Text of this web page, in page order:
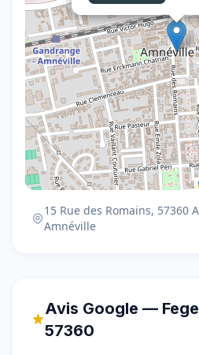
15 Rue des Romains, 57360
Amnéville
Avis Google —
57360